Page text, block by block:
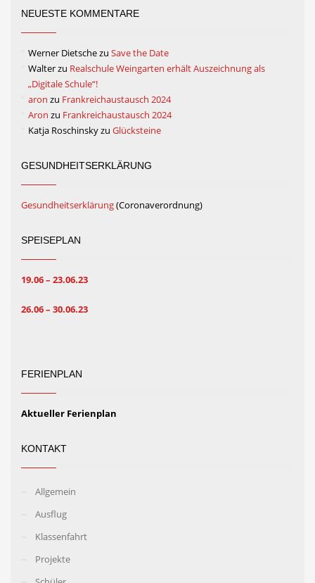
NEUESTE KOMMENTARE
Werner Dietschezu Save the Date
Walterzu Realschule Weingarten erhält Auszeichnung als
„Digitale Schule“!
aron zu Frankreichaustausch 2024
Aron zu Frankreichaustausch 2024
Katja Roschinskyzu Glücksteine
GESUNDHEITSERKLÄRUNG
Gesundheitserklärung(Coronaverordnung)
SPEISEPLAN
19.06 – 23.06.23
26.06 – 30.06.23
FERIENPLAN
Aktueller Ferienplan
KONTAKT
Allgemein
Ausflug
Klassenfahrt
Projekte